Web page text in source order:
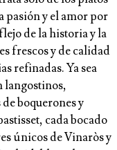
pasión y el amor por
de la historia y la
frescos y de calidad
refinadas. Ya sea
langostinos,
boquerones y
cada bocado
únicos de Vinaròs y